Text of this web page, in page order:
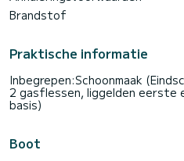
Brandstof
Praktische informatie
Inbegrepen:Schoonmaak
2 gasflessen, liggelden eerste
basis)
Boot